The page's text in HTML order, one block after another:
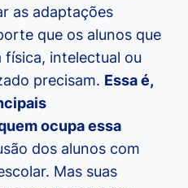
as adaptações
que os alunos que
intelectual ou
precisam. Essa é,
ocupa essa
dos alunos com
Mas suas